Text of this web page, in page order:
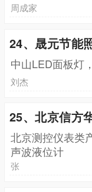
周成家
24、晟元节能
中山LED面板灯
刘杰
25、北京信方
北京测控仪表类
声波液位计
张